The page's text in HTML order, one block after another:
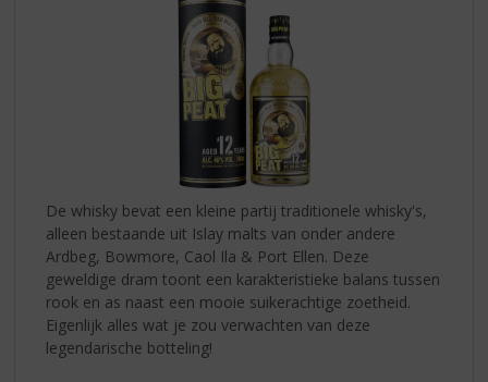
De whisky bevat een kleine partij traditionele whisky's,
alleen bestaande uit Islay malts van onder andere
Ardbeg, Bowmore, Caol Ila & Port Ellen. Deze
geweldige dram toont een karakteristieke balans tussen
rook en as naast een mooie suikerachtige zoetheid.
Eigenlijk alles wat je zou verwachten van deze
legendarische botteling!